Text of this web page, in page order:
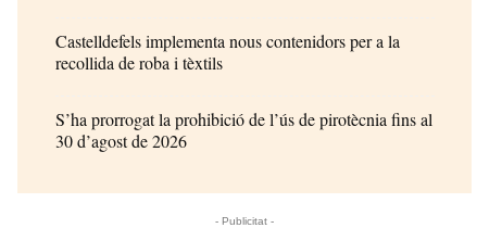
Castelldefels implementa nous contenidors per a la
recollida de roba i tèxtils
S’ha prorrogat la prohibició de l’ús de pirotècnia fins al
30 d’agost de 2026
- Publicitat -